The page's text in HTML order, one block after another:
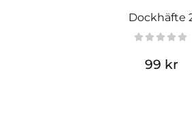
Dockhäfte
99 kr